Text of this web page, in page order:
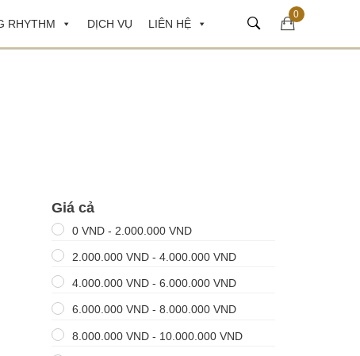
RHYTHM DỊCH VỤ LIÊN HỆ
0
Giá cả
0VND - 2.000.000VND
2.000.000VND -4.000.000VND
4.000.000VND -6.000.000VND
6.000.000VND -8.000.000VND
8.000.000VND - 10.000.000VND